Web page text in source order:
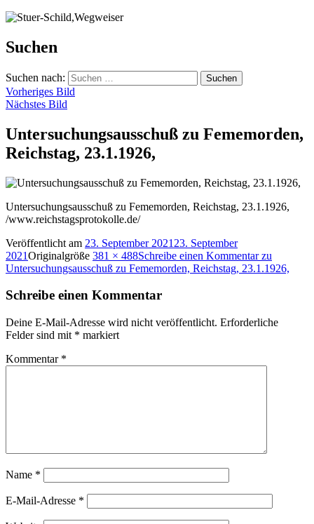
Suchen
Suchen nach:
Vorheriges Bild
Nächstes Bild
Untersuchungsausschuß zu Fememorden,
Reichstag, 23.1.1926,
Untersuchungsausschuß zu Fememorden, Reichstag, 23.1.1926,
/www.reichstagsprotokolle.de/
Veröffentlicht am 23. September 2021 23. September
2021Originalgröße 381 × 488Schreibe einen Kommentarzu
Untersuchungsausschuß zu Fememorden, Reichstag, 23.1.1926,
Schreibe einen Kommentar
Deine E-Mail-Adresse wird nicht veröffentlicht. Erforderliche
Felder sind mit * markiert
Kommentar *
Name *
E-Mail-Adresse *